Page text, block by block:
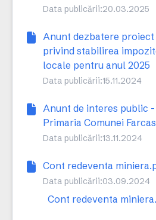
Data publicării:20.03.2025
Anunt dezbatere
privind stabilirea
locale pentru anul 2025
Data publicării:15.11.2024
Anunt de interes public
Primaria Comunei
Data publicării:13.11.2024
Cont redeventa
Data publicării:03.09.2024
Cont redeventa